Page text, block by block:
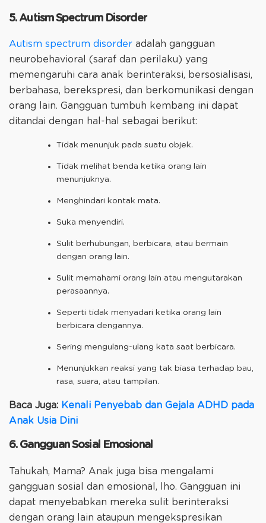
5. Autism Spectrum Disorder
Autism spectrum disorder adalah gangguan
neurobehavioral (saraf dan perilaku) yang
memengaruhi cara anak berinteraksi, bersosialisasi,
berbahasa, berekspresi, dan berkomunikasi dengan
orang lain. Gangguan tumbuh kembang ini dapat
ditandai dengan hal-hal sebagai berikut:
Tidak menunjuk pada suatu objek.
Tidak melihat benda ketika orang lain
menunjuknya.
Menghindari kontak mata.
Suka menyendiri.
Sulit berhubungan, berbicara, atau bermain
dengan orang lain.
Sulit memahami orang lain atau mengutarakan
perasaannya.
Seperti tidak menyadari ketika orang lain
berbicara dengannya.
Sering mengulang-ulang kata saat berbicara.
Menunjukkan reaksi yang tak biasa terhadap bau,
rasa, suara, atau tampilan.
Baca Juga: Kenali Penyebab dan Gejala ADHD pada
Anak Usia Dini
6. Gangguan Sosial Emosional
Tahukah, Mama? Anak juga bisa mengalami
gangguan sosial dan emosional, lho. Gangguan ini
dapat menyebabkan mereka sulit berinteraksi
dengan orang lain ataupun mengekspresikan